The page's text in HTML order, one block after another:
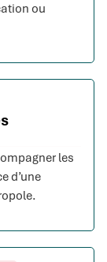
ou
les
d’une